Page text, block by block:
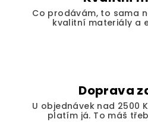
p
Co prodávám, to sama
kvalitní materiály a
Doprava
U objednávek nad 2500
platím já. To máš